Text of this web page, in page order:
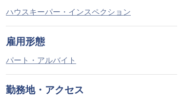
ハウスキーパー・インスペクション
雇用形態
パート・アルバイト
勤務地・アクセス